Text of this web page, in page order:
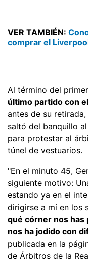
VER TAMBIÉN:
comprar el
Al término del
último partido con
antes de su
saltó del banquillo
para protestar al
túnel de vestuarios.
"En el minuto 45,
siguiente motivo:
estando ya en el
dirigirse a mí en los
qué córner nos has
nos ha jodido con
publicada en la
de Árbitros de la